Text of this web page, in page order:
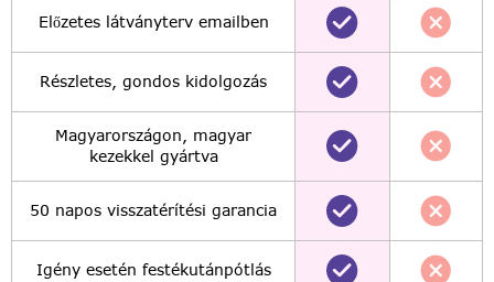
Előzetes látványterv emailben
Részletes, gondos kidolgozás
Magyarországon, magyar
kezekkel gyártva
50 napos visszatérítési garancia
Igény esetén festékutánpótlás